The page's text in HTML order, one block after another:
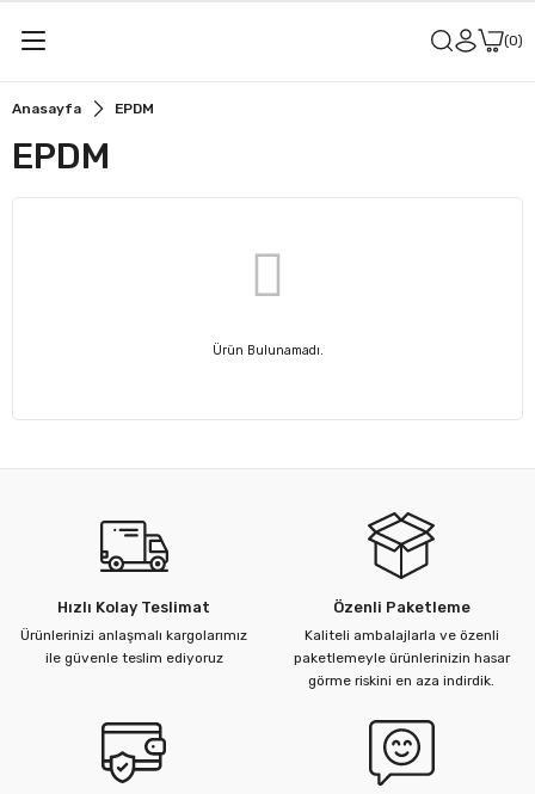
0
Anasayfa EPDM
EPDM
Ürün Bulunamadı.
Hızlı Kolay Teslimat
Ürünlerinizi anlaşmalı kargolarımız
ile güvenle teslim ediyoruz
Özenli Paketleme
Kaliteli ambalajlarla ve özenli
paketlemeyle ürünlerinizin hasar
görme riskini en aza indirdik.